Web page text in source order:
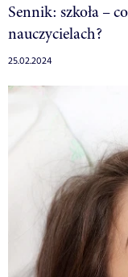
Sennik: szkoła –
nauczycielach?
25.02.2024